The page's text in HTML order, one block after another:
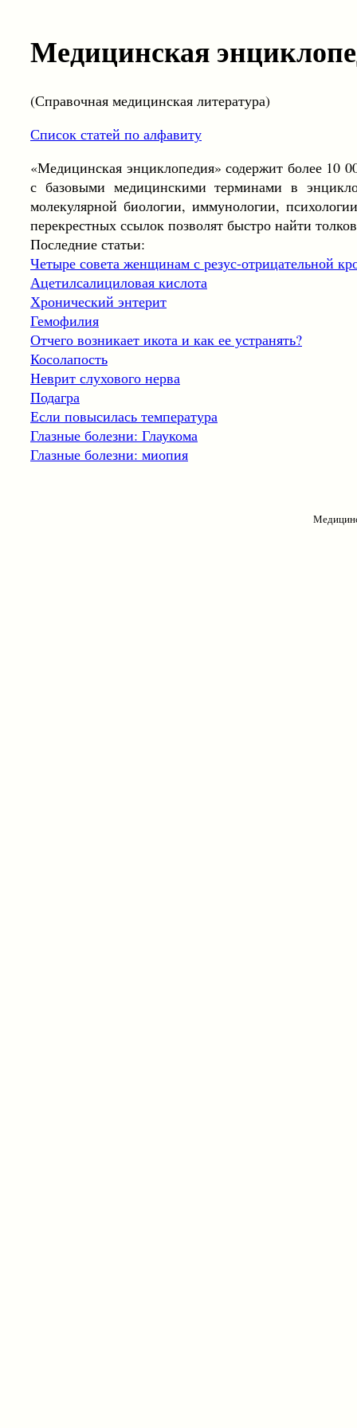
Медицинская
(Справочная медицинская литература)
Список статей по алфавиту
«Медицинская энциклопедия» содержит более 10
с базовыми медицинскими терминами в
молекулярной биологии, иммунологии,
перекрестных ссылок позволят быстро найти
Последние статьи:
Четыре совета женщинам с резус-отрицательной
Ацетилсалициловая кислота
Хронический энтерит
Гемофилия
Отчего возникает икота и как ее устранять?
Косолапость
Неврит слухового нерва
Подагра
Если повысилась температура
Глазные болезни: Глаукома
Глазные болезни: миопия